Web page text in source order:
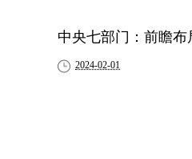
中央七部门：前瞻
2024-02-01